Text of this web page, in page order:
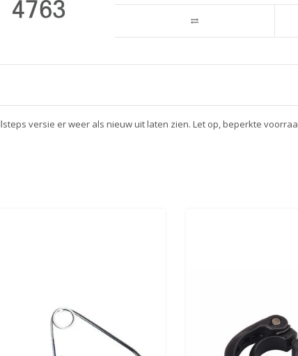
versie er weer als nieuw uit laten zien. Let op, beperkte